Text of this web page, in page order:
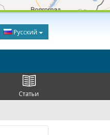
Русский
Статьи